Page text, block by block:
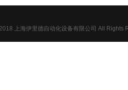
上海伊里德自动化设备有限公司 All Rights